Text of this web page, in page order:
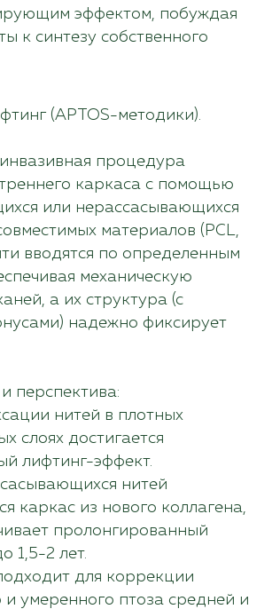
эффектом, побуждая
к синтезу собственного
(APTOS-методики).
процедура
каркаса с помощью
или нерассасывающихся
материалов (PCL,
вводятся по определенным
механическую
а их структура (с
надежно фиксирует
перспектива:
нитей в плотных
слоях достигается
лифтинг-эффект.
нитей
каркас из нового коллагена,
пролонгированный
1,5-2 лет.
для коррекции
и умеренного птоза средней и
вопросы?
контактные
специалист
и подробно
открыть клинику
с условиями
данных